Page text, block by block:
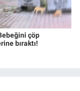
çöp
bıraktı!